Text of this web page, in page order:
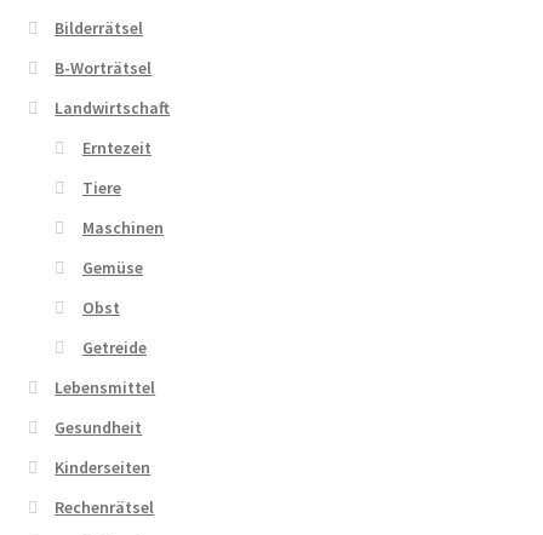
Bilderrätsel
B-Worträtsel
Landwirtschaft
Erntezeit
Tiere
Maschinen
Gemüse
Obst
Getreide
Lebensmittel
Gesundheit
Kinderseiten
Rechenrätsel